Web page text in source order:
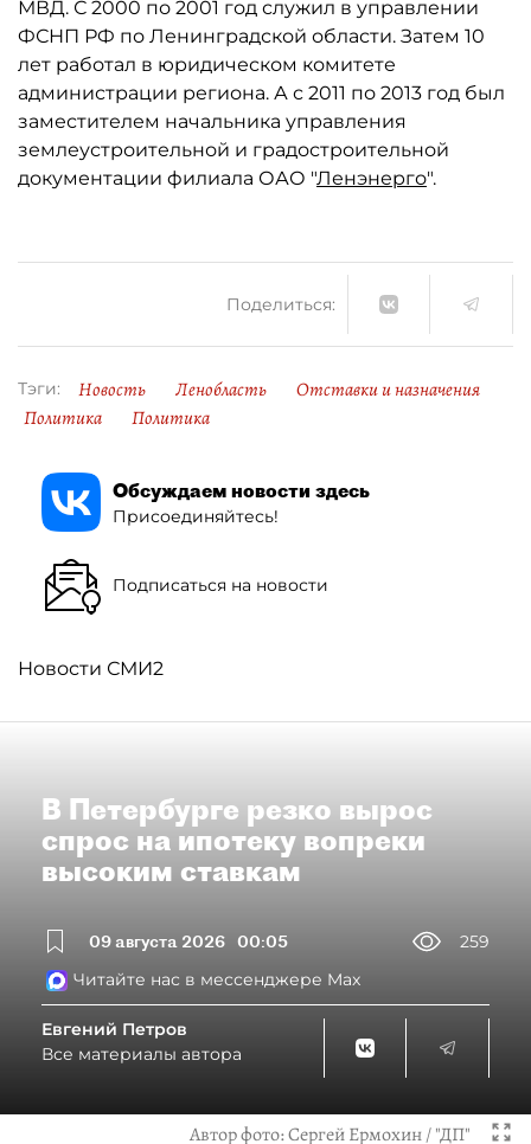
МВД. С 2000 по 2001 год служил в управлении
ФСНП РФ по Ленинградской области. Затем 10
лет работал в юридическом комитете
администрации региона. А с 2011 по 2013 год был
заместителем начальника управления
землеустроительной и градостроительной
документации филиала ОАО "Ленэнерго".
Поделиться:
Тэги: Новость Ленобласть
Отставки и назначения
Политика
Политика
Обсуждаем новости здесь
Присоединяйтесь!
Подписаться на новости
Новости СМИ2
В Петербурге резко вырос
спрос на ипотеку вопреки
высоким ставкам
09 августа 2026 00:05
259
Читайте нас в мессенджере Max
Евгений Петров
Все материалы автора
Автор фото:Сергей Ермохин / "ДП"